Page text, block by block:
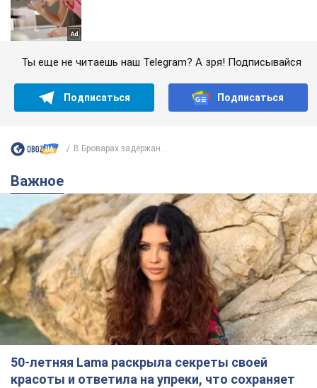
Ты еще не читаешь наш Telegram? А зря! Подписывайся
Подписаться Подписаться
В Броварах задержан...
Важное
50-летняя Lama раскрыла секреты своей
красоты и ответила на упреки, что сохраняет